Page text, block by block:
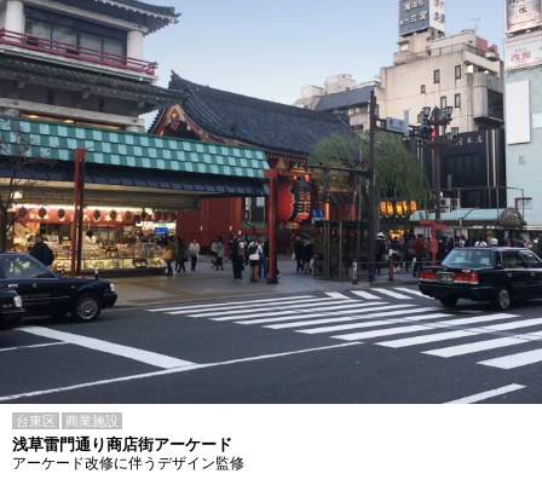
台東区 商業施設
浅草雷門通り商店街アーケード
アーケード改修に伴うデザイン監修